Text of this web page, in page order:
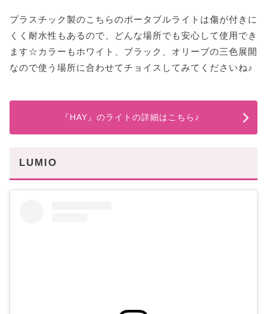
プラスチック製のこちらのポータブルライトは傷が付きに
くく耐水性もあるので、どんな場所でも安心して使用でき
ます☆カラーもホワイト、ブラック、オリーブの三色展開
なので使う場所に合わせてチョイスしてみてくださいね♪
『HAY』のライトの詳細はこちら♪
LUMIO